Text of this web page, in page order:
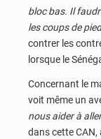
bloc bas. Il
les coups de
contrer les
lorsque le
Concernant le
voit même un
nous aider à
dans cette CAN,